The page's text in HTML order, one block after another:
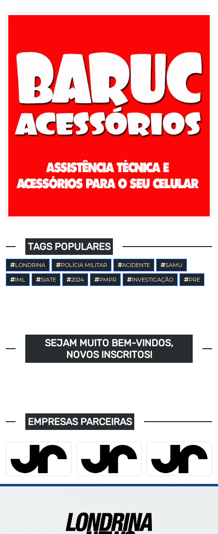
TAGS POPULARES
LONDRINA POLÍCIA MILITAR ACIDENTE SAMU
IML SIATE 2024 PMPR INVESTIGAÇÃO PRE
SEJAM MUITO BEM-VINDOS,
NOVOS INSCRITOS!
EMPRESAS PARCEIRAS